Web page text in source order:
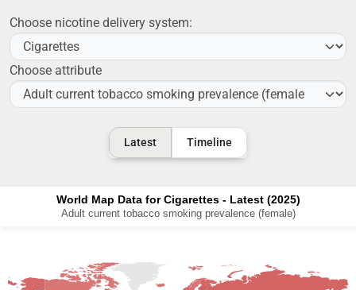
Choose nicotine delivery system:
Choose attribute
Latest Timeline